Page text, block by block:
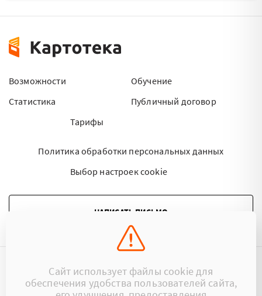
Возможности
Статистика
Тарифы
Обучение
Публичный договор
Политика обработки персональных данных
Выбор настроек cookie
НАПИСАТЬ ПИСЬМО
©2015 - 2026 Kartoteka.by Все права защищены.
Сайт использует файлы cookie для
обеспечения удобства пользователей сайта,